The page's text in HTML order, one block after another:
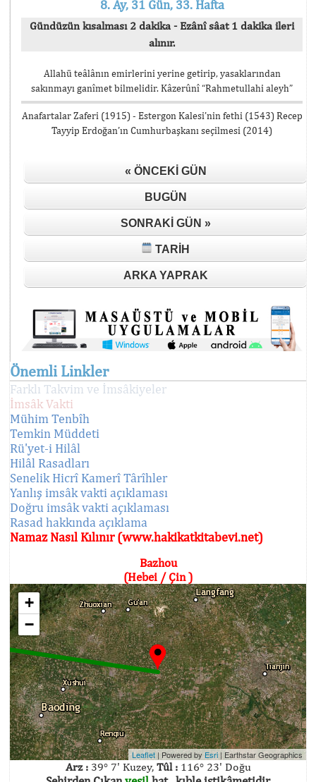
8. Ay, 31 Gün, 33. Hafta
Gündüzün kısalması 2 dakika - Ezânî sâat 1 dakika ileri
alınır.
Allahü teâlânın emirlerini yerine getirip, yasaklarından
sakınmayı ganîmet bilmelidir. Kâzerûnî “Rahmetullahi aleyh”
Anafartalar Zaferi (1915) - Estergon Kalesi’nin fethi (1543) Recep
Tayyip Erdoğan’ın Cumhurbaşkanı seçilmesi (2014)
« ÖNCEKI GÜN
BUGÜN
SONRAKI GÜN »
TARIH
ARKA YAPRAK
Önemli Linkler
Farklı Takvim ve İmsâkiyeler
İmsâk Vakti
Mühim Tenbîh
Temkin Müddeti
Rü'yet-i Hilâl
Hilâl Rasadları
Senelik Hicrî Kamerî Târîhler
Yanlış imsâk vakti açıklaması
Doğru imsâk vakti açıklaması
Rasad hakkında açıklama
Namaz Nasıl Kılınır (www.hakikatkitabevi.net)
Bazhou
(Hebei / Çin )
+
−
Leaflet | Powered by Esri|Earthstar Geographics
Arz :39° 7' Kuzey, Tûl :116° 23' Doğu